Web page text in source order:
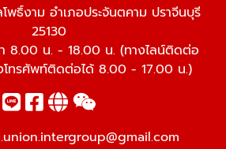
ธิ์งาม อำเภอประจันตคาม ปราจีนบุรี
25130
า 8.00 น. - 18.00 น. (ทางไลน์ติดต่อ
โทรศัพท์ติดต่อได้ 8.00 - 17.00 น.)